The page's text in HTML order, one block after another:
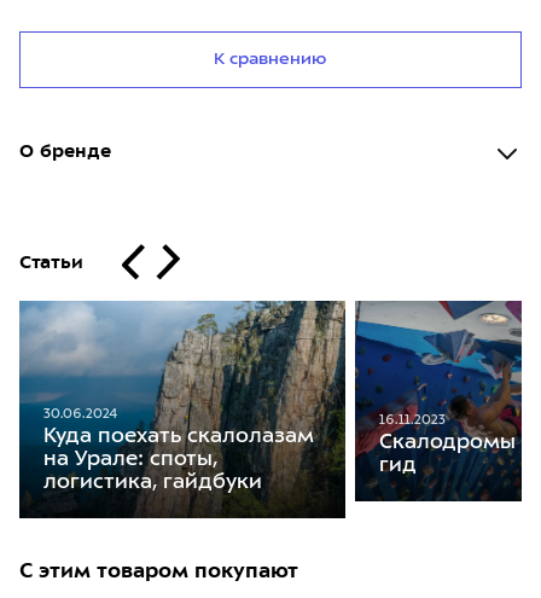
К сравнению
О бренде
Статьи
30.06.2024
Куда поехать скалолазам
на Урале: споты,
логистика, гайдбуки
16.11.2023
Скалодромы
гид
С этим товаром покупают